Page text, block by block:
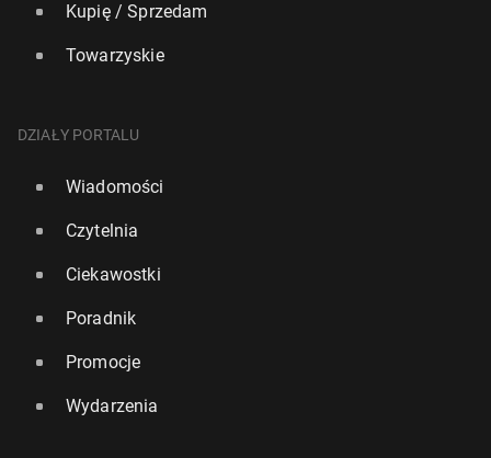
Kupię / Sprzedam
Towarzyskie
DZIAŁY PORTALU
Wiadomości
Czytelnia
Ciekawostki
Poradnik
Promocje
Wydarzenia